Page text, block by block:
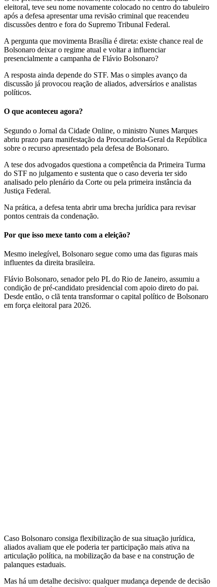
eleitoral, teve seu nome novamente colocado no centro do tabuleiro
após a defesa apresentar uma revisão criminal que reacendeu
discussões dentro e fora do Supremo Tribunal Federal.
A pergunta que movimenta Brasília é direta: existe chance real de
Bolsonaro deixar o regime atual e voltar a influenciar
presencialmente a campanha de Flávio Bolsonaro?
A resposta ainda depende do STF. Mas o simples avanço da
discussão já provocou reação de aliados, adversários e analistas
políticos.
O que aconteceu agora?
Segundo o Jornal da Cidade Online, o ministro Nunes Marques
abriu prazo para manifestação da Procuradoria-Geral da República
sobre o recurso apresentado pela defesa de Bolsonaro.
A tese dos advogados questiona a competência da Primeira Turma
do STF no julgamento e sustenta que o caso deveria ter sido
analisado pelo plenário da Corte ou pela primeira instância da
Justiça Federal.
Na prática, a defesa tenta abrir uma brecha jurídica para revisar
pontos centrais da condenação.
Por que isso mexe tanto com a eleição?
Mesmo inelegível, Bolsonaro segue como uma das figuras mais
influentes da direita brasileira.
Flávio Bolsonaro, senador pelo PL do Rio de Janeiro, assumiu a
condição de pré-candidato presidencial com apoio direto do pai.
Desde então, o clã tenta transformar o capital político de Bolsonaro
em força eleitoral para 2026.
Caso Bolsonaro consiga flexibilização de sua situação jurídica,
aliados avaliam que ele poderia ter participação mais ativa na
articulação política, na mobilização da base e na construção de
palanques estaduais.
Mas há um detalhe decisivo: qualquer mudança depende de decisão